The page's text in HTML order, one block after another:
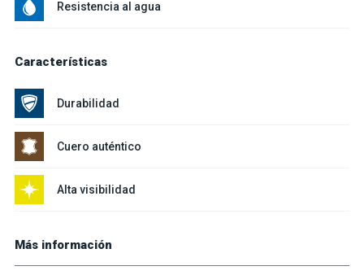
Resistencia al agua
Características
Durabilidad
Cuero auténtico
Alta visibilidad
Más información